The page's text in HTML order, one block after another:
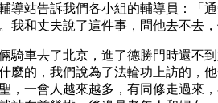
導站告訴我們各小組的輔導員：「
我和丈夫說了這件事，問他去不去
騎車去了北京，進了德勝門時還不
麼的，我們說為了法輪功上訪的，
，一會人越來越多，有同修走過來